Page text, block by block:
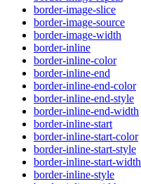
border-image-slice
border-image-source
border-image-width
border-inline
border-inline-color
border-inline-end
border-inline-end-color
border-inline-end-style
border-inline-end-width
border-inline-start
border-inline-start-color
border-inline-start-style
border-inline-start-width
border-inline-style